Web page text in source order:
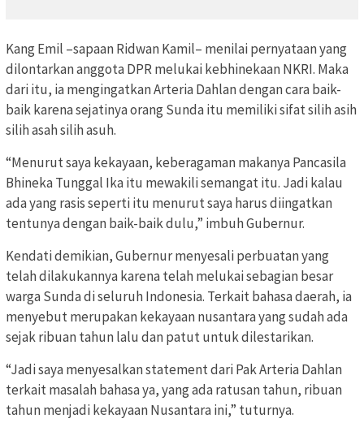
Kang Emil –sapaan Ridwan Kamil– menilai pernyataan yang
dilontarkan anggota DPR melukai kebhinekaan NKRI. Maka
dari itu, ia mengingatkan Arteria Dahlan dengan cara baik-
baik karena sejatinya orang Sunda itu memiliki sifat silih asih
silih asah silih asuh.
“Menurut saya kekayaan, keberagaman makanya Pancasila
Bhineka Tunggal Ika itu mewakili semangat itu. Jadi kalau
ada yang rasis seperti itu menurut saya harus diingatkan
tentunya dengan baik-baik dulu,” imbuh Gubernur.
Kendati demikian, Gubernur menyesali perbuatan yang
telah dilakukannya karena telah melukai sebagian besar
warga Sunda di seluruh Indonesia. Terkait bahasa daerah, ia
menyebut merupakan kekayaan nusantara yang sudah ada
sejak ribuan tahun lalu dan patut untuk dilestarikan.
“Jadi saya menyesalkan statement dari Pak Arteria Dahlan
terkait masalah bahasa ya, yang ada ratusan tahun, ribuan
tahun menjadi kekayaan Nusantara ini,” tuturnya.